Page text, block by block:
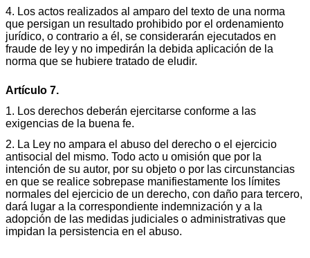
4. Los actos realizados al amparo del texto de una norma
que persigan un resultado prohibido por el ordenamiento
jurídico, o contrario a él, se considerarán ejecutados en
fraude de ley y no impedirán la debida aplicación de la
norma que se hubiere tratado de eludir.
Artículo 7.
1. Los derechos deberán ejercitarse conforme a las
exigencias de la buena fe.
2. La Ley no ampara el abuso del derecho o el ejercicio
antisocial del mismo. Todo acto u omisión que por la
intención de su autor, por su objeto o por las circunstancias
en que se realice sobrepase manifiestamente los límites
normales del ejercicio de un derecho, con daño para tercero,
dará lugar a la correspondiente indemnización y a la
adopción de las medidas judiciales o administrativas que
impidan la persistencia en el abuso.